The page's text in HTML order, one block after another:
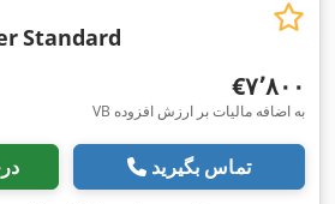
Standard
‎€۷٬۸۰۰
VB به اضافه مالیات بر ارزش افزوده
تماس بگیرید